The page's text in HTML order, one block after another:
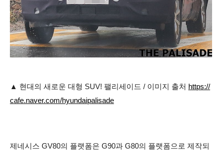
▲ 현대의 새로운 대형 SUV! 팰리세이드 / 이미지 출처 https://
cafe.naver.com/hyundaipalisade
제네시스 GV80의 플랫폼은 G90과 G80의 플랫폼으로 제작되